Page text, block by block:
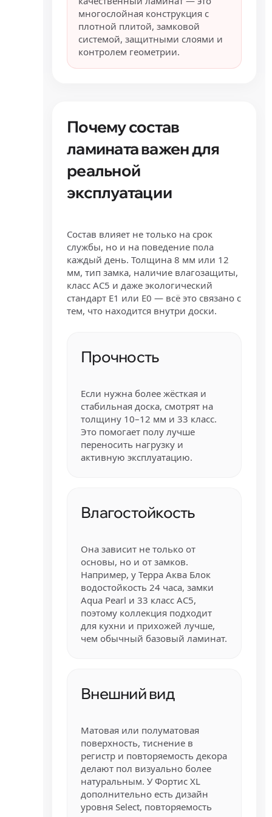
многослойная конструкция с
плотной плитой, замковой
системой, защитными слоями и
контролем геометрии.
Почему состав
ламината важен для
реальной
эксплуатации
Состав влияет не только на срок
службы, но и на поведение пола
каждый день. Толщина 8 мм или 12
мм, тип замка, наличие влагозащиты,
класс AC5 и даже экологический
стандарт E1 или E0 — всё это связано с
тем, что находится внутри доски.
Прочность
Если нужна более жёсткая и
стабильная доска, смотрят на
толщину 10–12 мм и 33 класс.
Это помогает полу лучше
переносить нагрузку и
активную эксплуатацию.
Влагостойкость
Она зависит не только от
основы, но и от замков.
Например, у Терра Аква Блок
водостойкость 24 часа, замки
Aqua Pearl и 33 класс AC5,
поэтому коллекция подходит
для кухни и прихожей лучше,
чем обычный базовый ламинат.
Внешний вид
Матовая или полуматовая
поверхность, тиснение в
регистр и повторяемость декора
делают пол визуально более
натуральным. У Фортис XL
дополнительно есть дизайн
уровня Select, повторяемость